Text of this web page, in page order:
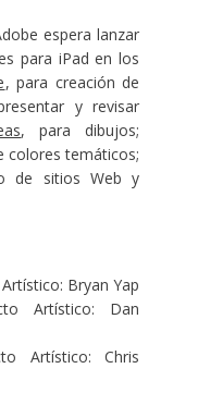
espera lanzar
para iPad en los
, para creación de
y revisar
, para dibujos;
colores temáticos;
de sitios Web y
Bryan Yap
Artístico: Dan
Artístico: Chris